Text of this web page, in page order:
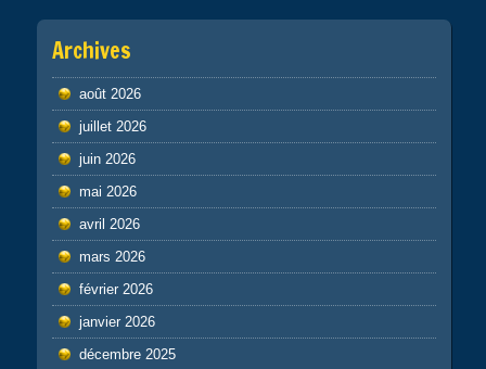
Archives
août 2026
juillet 2026
juin 2026
mai 2026
avril 2026
mars 2026
février 2026
janvier 2026
décembre 2025